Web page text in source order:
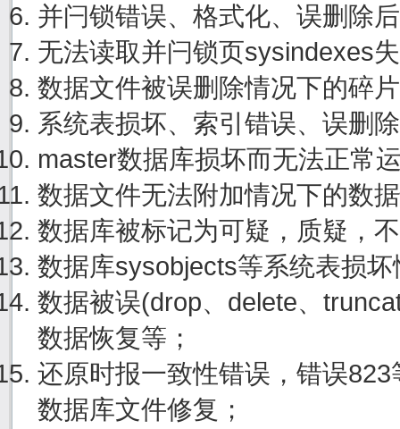
并闩锁错误、格式化、误删除
无法读取并闩锁页sysindexes
数据文件被误删除情况下的碎
系统表损坏、索引错误、误删
master数据库损坏而无法正常
数据文件无法附加情况下的数
数据库被标记为可疑，质疑，
数据库sysobjects等系统表损
数据被误(drop、delete、
数据恢复等；
还原时报一致性错误，错误
数据库文件修复；